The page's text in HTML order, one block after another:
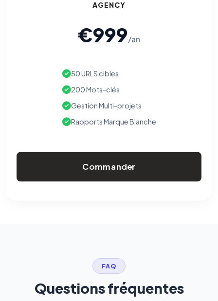
AGENCY
€999/an
50 URLS cibles
200 Mots-clés
Gestion Multi-projets
Rapports Marque Blanche
Commander
FAQ
Questions fréquentes